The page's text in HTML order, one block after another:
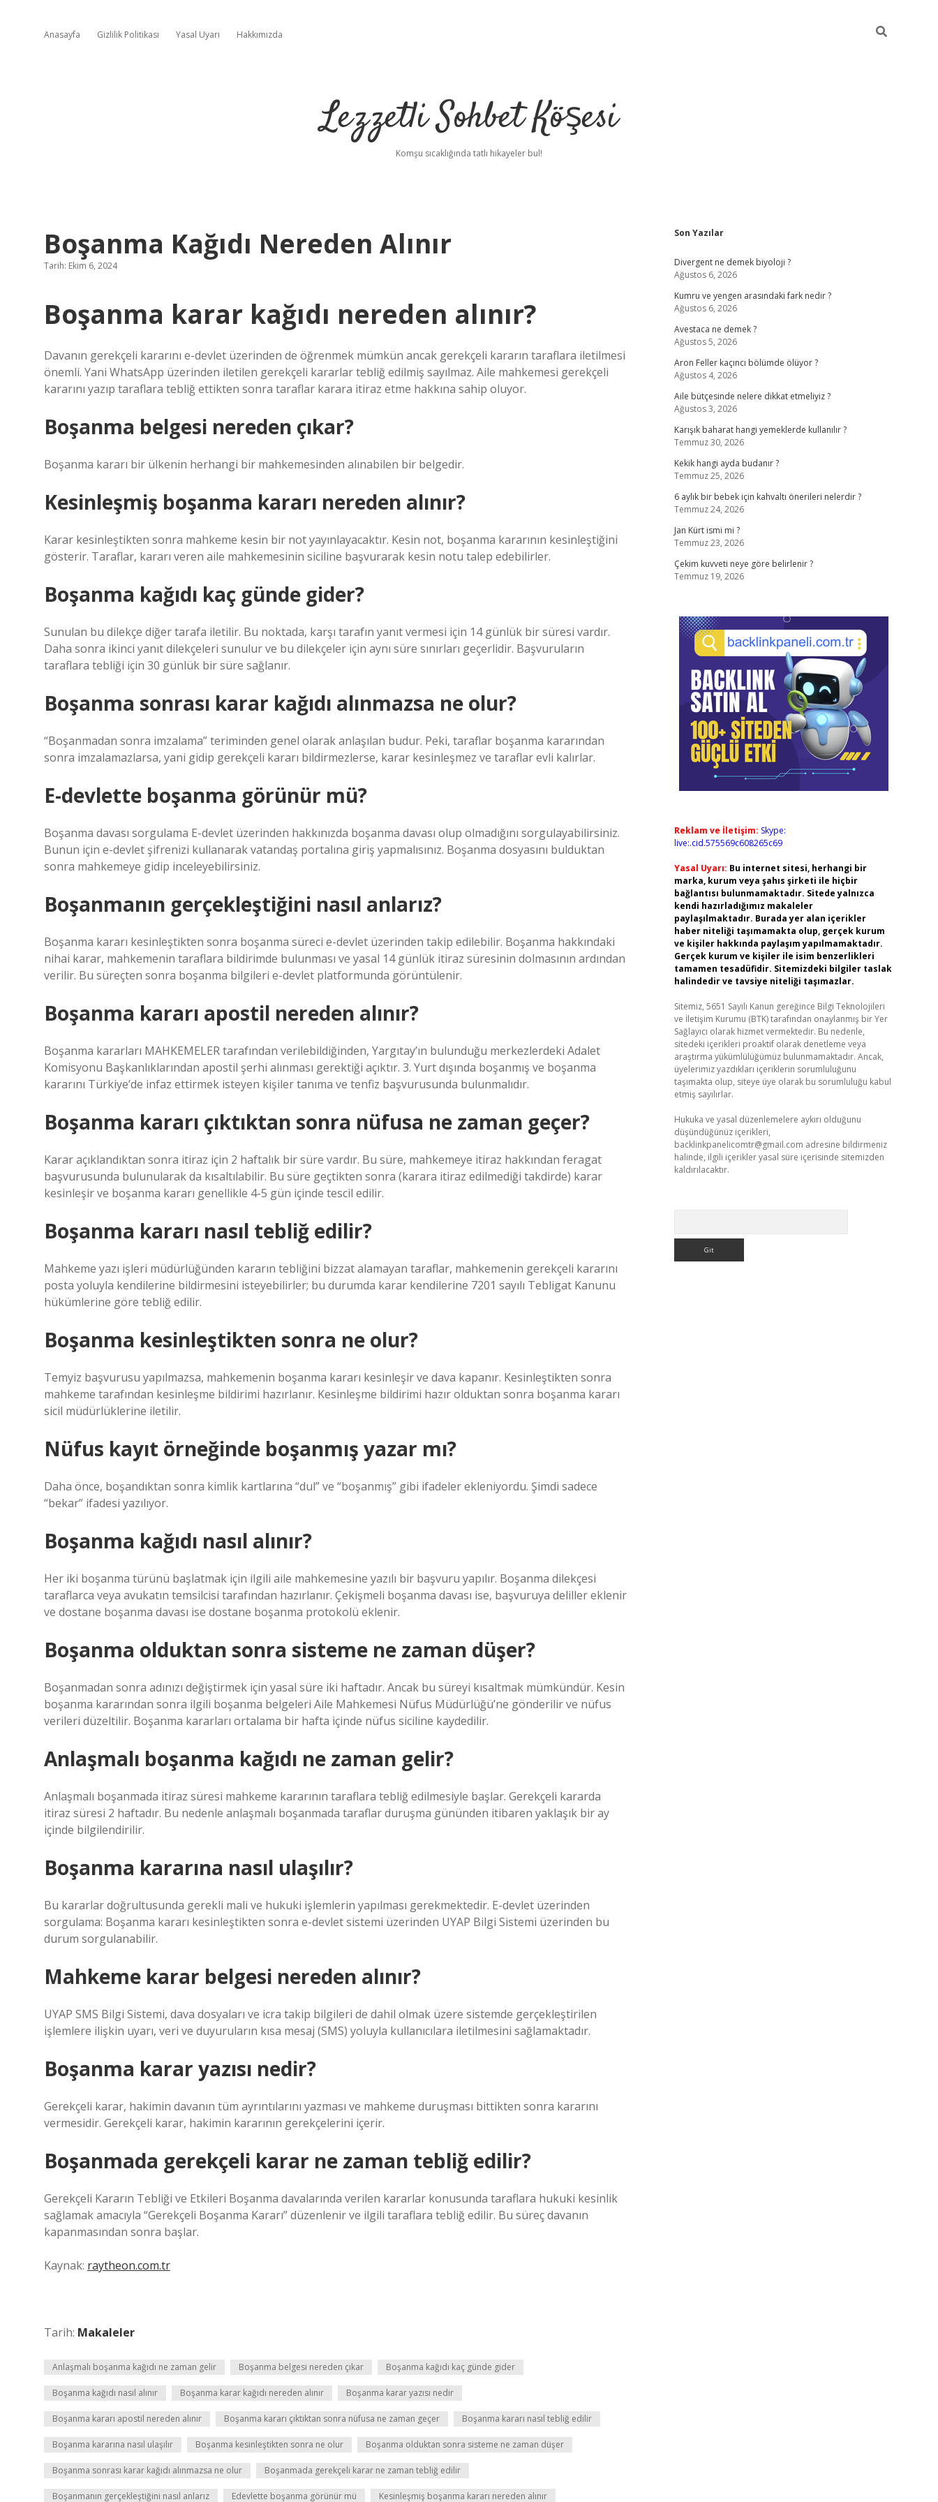
Anasayfa Gizlilik Politikası Yasal Uyarı Hakkımızda
Lezzetli Sohbet Köşesi
Komşu sıcaklığında tatlı hikayeler bul!
Boşanma Kağıdı Nereden Alınır
Tarih: Ekim 6, 2024
Boşanma karar kağıdı nereden alınır?
Davanın gerekçeli kararını e-devlet üzerinden de öğrenmek mümkün ancak gerekçeli kararın taraflara iletilmesi
önemli. Yani WhatsApp üzerinden iletilen gerekçeli kararlar tebliğ edilmiş sayılmaz. Aile mahkemesi gerekçeli
kararını yazıp taraflara tebliğ ettikten sonra taraflar karara itiraz etme hakkına sahip oluyor.
Boşanma belgesi nereden çıkar?
Boşanma kararı bir ülkenin herhangi bir mahkemesinden alınabilen bir belgedir.
Kesinleşmiş boşanma kararı nereden alınır?
Karar kesinleştikten sonra mahkeme kesin bir not yayınlayacaktır. Kesin not, boşanma kararının kesinleştiğini
gösterir. Taraflar, kararı veren aile mahkemesinin siciline başvurarak kesin notu talep edebilirler.
Boşanma kağıdı kaç günde gider?
Sunulan bu dilekçe diğer tarafa iletilir. Bu noktada, karşı tarafın yanıt vermesi için 14 günlük bir süresi vardır.
Daha sonra ikinci yanıt dilekçeleri sunulur ve bu dilekçeler için aynı süre sınırları geçerlidir. Başvuruların
taraflara tebliği için 30 günlük bir süre sağlanır.
Boşanma sonrası karar kağıdı alınmazsa ne olur?
“Boşanmadan sonra imzalama” teriminden genel olarak anlaşılan budur. Peki, taraflar boşanma kararından
sonra imzalamazlarsa, yani gidip gerekçeli kararı bildirmezlerse, karar kesinleşmez ve taraflar evli kalırlar.
E-devlette boşanma görünür mü?
Boşanma davası sorgulama E-devlet üzerinden hakkınızda boşanma davası olup olmadığını sorgulayabilirsiniz.
Bunun için e-devlet şifrenizi kullanarak vatandaş portalına giriş yapmalısınız. Boşanma dosyasını bulduktan
sonra mahkemeye gidip inceleyebilirsiniz.
Boşanmanın gerçekleştiğini nasıl anlarız?
Boşanma kararı kesinleştikten sonra boşanma süreci e-devlet üzerinden takip edilebilir. Boşanma hakkındaki
nihai karar, mahkemenin taraflara bildirimde bulunması ve yasal 14 günlük itiraz süresinin dolmasının ardından
verilir. Bu süreçten sonra boşanma bilgileri e-devlet platformunda görüntülenir.
Boşanma kararı apostil nereden alınır?
Boşanma kararları MAHKEMELER tarafından verilebildiğinden, Yargıtay’ın bulunduğu merkezlerdeki Adalet
Komisyonu Başkanlıklarından apostil şerhi alınması gerektiği açıktır. 3. Yurt dışında boşanmış ve boşanma
kararını Türkiye’de infaz ettirmek isteyen kişiler tanıma ve tenfiz başvurusunda bulunmalıdır.
Boşanma kararı çıktıktan sonra nüfusa ne zaman geçer?
Karar açıklandıktan sonra itiraz için 2 haftalık bir süre vardır. Bu süre, mahkemeye itiraz hakkından feragat
başvurusunda bulunularak da kısaltılabilir. Bu süre geçtikten sonra (karara itiraz edilmediği takdirde) karar
kesinleşir ve boşanma kararı genellikle 4-5 gün içinde tescil edilir.
Boşanma kararı nasıl tebliğ edilir?
Mahkeme yazı işleri müdürlüğünden kararın tebliğini bizzat alamayan taraflar, mahkemenin gerekçeli kararını
posta yoluyla kendilerine bildirmesini isteyebilirler; bu durumda karar kendilerine 7201 sayılı Tebligat Kanunu
hükümlerine göre tebliğ edilir.
Boşanma kesinleştikten sonra ne olur?
Temyiz başvurusu yapılmazsa, mahkemenin boşanma kararı kesinleşir ve dava kapanır. Kesinleştikten sonra
mahkeme tarafından kesinleşme bildirimi hazırlanır. Kesinleşme bildirimi hazır olduktan sonra boşanma kararı
sicil müdürlüklerine iletilir.
Nüfus kayıt örneğinde boşanmış yazar mı?
Daha önce, boşandıktan sonra kimlik kartlarına “dul” ve “boşanmış” gibi ifadeler ekleniyordu. Şimdi sadece
“bekar” ifadesi yazılıyor.
Boşanma kağıdı nasıl alınır?
Her iki boşanma türünü başlatmak için ilgili aile mahkemesine yazılı bir başvuru yapılır. Boşanma dilekçesi
taraflarca veya avukatın temsilcisi tarafından hazırlanır. Çekişmeli boşanma davası ise, başvuruya deliller eklenir
ve dostane boşanma davası ise dostane boşanma protokolü eklenir.
Boşanma olduktan sonra sisteme ne zaman düşer?
Boşanmadan sonra adınızı değiştirmek için yasal süre iki haftadır. Ancak bu süreyi kısaltmak mümkündür. Kesin
boşanma kararından sonra ilgili boşanma belgeleri Aile Mahkemesi Nüfus Müdürlüğü’ne gönderilir ve nüfus
verileri düzeltilir. Boşanma kararları ortalama bir hafta içinde nüfus siciline kaydedilir.
Anlaşmalı boşanma kağıdı ne zaman gelir?
Anlaşmalı boşanmada itiraz süresi mahkeme kararının taraflara tebliğ edilmesiyle başlar. Gerekçeli kararda
itiraz süresi 2 haftadır. Bu nedenle anlaşmalı boşanmada taraflar duruşma gününden itibaren yaklaşık bir ay
içinde bilgilendirilir.
Boşanma kararına nasıl ulaşılır?
Bu kararlar doğrultusunda gerekli mali ve hukuki işlemlerin yapılması gerekmektedir. E-devlet üzerinden
sorgulama: Boşanma kararı kesinleştikten sonra e-devlet sistemi üzerinden UYAP Bilgi Sistemi üzerinden bu
durum sorgulanabilir.
Mahkeme karar belgesi nereden alınır?
UYAP SMS Bilgi Sistemi, dava dosyaları ve icra takip bilgileri de dahil olmak üzere sistemde gerçekleştirilen
işlemlere ilişkin uyarı, veri ve duyuruların kısa mesaj (SMS) yoluyla kullanıcılara iletilmesini sağlamaktadır.
Boşanma karar yazısı nedir?
Gerekçeli karar, hakimin davanın tüm ayrıntılarını yazması ve mahkeme duruşması bittikten sonra kararını
vermesidir. Gerekçeli karar, hakimin kararının gerekçelerini içerir.
Boşanmada gerekçeli karar ne zaman tebliğ edilir?
Gerekçeli Kararın Tebliği ve Etkileri Boşanma davalarında verilen kararlar konusunda taraflara hukuki kesinlik
sağlamak amacıyla “Gerekçeli Boşanma Kararı” düzenlenir ve ilgili taraflara tebliğ edilir. Bu süreç davanın
kapanmasından sonra başlar.
Kaynak: raytheon.com.tr
Tarih: Makaleler
Anlaşmalı boşanma kağıdı ne zaman gelir Boşanma belgesi nereden çıkar Boşanma kağıdı kaç günde gider
Boşanma kağıdı nasıl alınır Boşanma karar kağıdı nereden alınır Boşanma karar yazısı nedir
Boşanma kararı apostil nereden alınır Boşanma kararı çıktıktan sonra nüfusa ne zaman geçer Boşanma kararı nasıl tebliğ edilir
Boşanma kararına nasıl ulaşılır Boşanma kesinleştikten sonra ne olur Boşanma olduktan sonra sisteme ne zaman düşer
Boşanma sonrası karar kağıdı alınmazsa ne olur Boşanmada gerekçeli karar ne zaman tebliğ edilir
Boşanmanın gerçekleştiğini nasıl anlarız Edevlette boşanma görünür mü Kesinleşmiş boşanma kararı nereden alınır
Sidebar
Son Yazılar
Divergent ne demek biyoloji ?
Ağustos 6, 2026
Kumru ve yengen arasındaki fark nedir ?
Ağustos 6, 2026
Avestaca ne demek ?
Ağustos 5, 2026
Aron Feller kaçıncı bölümde ölüyor ?
Ağustos 4, 2026
Aile bütçesinde nelere dikkat etmeliyiz ?
Ağustos 3, 2026
Karışık baharat hangi yemeklerde kullanılır ?
Temmuz 30, 2026
Kekik hangi ayda budanır ?
Temmuz 25, 2026
6 aylık bir bebek için kahvaltı önerileri nelerdir ?
Temmuz 24, 2026
Jan Kürt ismi mi ?
Temmuz 23, 2026
Çekim kuvveti neye göre belirlenir ?
Temmuz 19, 2026
Reklam ve İletişim: Skype:
live:.cid.575569c608265c69
Yasal Uyarı: Bu internet sitesi, herhangi bir
marka, kurum veya şahıs şirketi ile hiçbir
bağlantısı bulunmamaktadır. Sitede yalnızca
kendi hazırladığımız makaleler
paylaşılmaktadır. Burada yer alan içerikler
haber niteliği taşımamakta olup, gerçek kurum
ve kişiler hakkında paylaşım yapılmamaktadır.
Gerçek kurum ve kişiler ile isim benzerlikleri
tamamen tesadüfidir. Sitemizdeki bilgiler taslak
halindedir ve tavsiye niteliği taşımazlar.
Sitemiz, 5651 Sayılı Kanun gereğince Bilgi Teknolojileri
ve İletişim Kurumu (BTK) tarafından onaylanmış bir Yer
Sağlayıcı olarak hizmet vermektedir. Bu nedenle,
sitedeki içerikleri proaktif olarak denetleme veya
araştırma yükümlülüğümüz bulunmamaktadır. Ancak,
üyelerimiz yazdıkları içeriklerin sorumluluğunu
taşımakta olup, siteye üye olarak bu sorumluluğu kabul
etmiş sayılırlar.
Hukuka ve yasal düzenlemelere aykırı olduğunu
düşündüğünüz içerikleri,
backlinkpanelicomtr@gmail.com adresine bildirmeniz
halinde, ilgili içerikler yasal süre içerisinde sitemizden
kaldırılacaktır.
vdcasino güncel giriş